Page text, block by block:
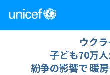
ウク
子ども70万
紛争の影響で 暖